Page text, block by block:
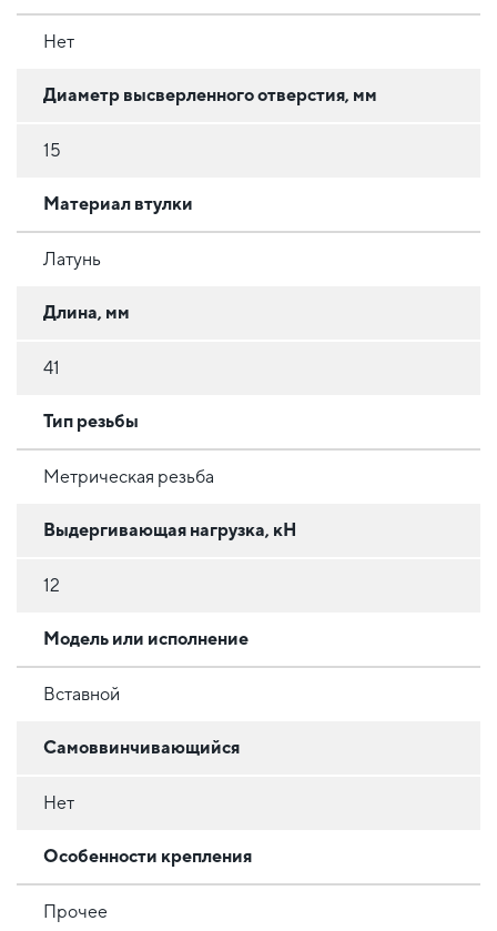
Нет
Диаметр высверленного отверстия, мм
15
Материал втулки
Латунь
Длина, мм
41
Тип резьбы
Метрическая резьба
Выдергивающая нагрузка, кН
12
Модель или исполнение
Вставной
Самоввинчивающийся
Нет
Особенности крепления
Прочее